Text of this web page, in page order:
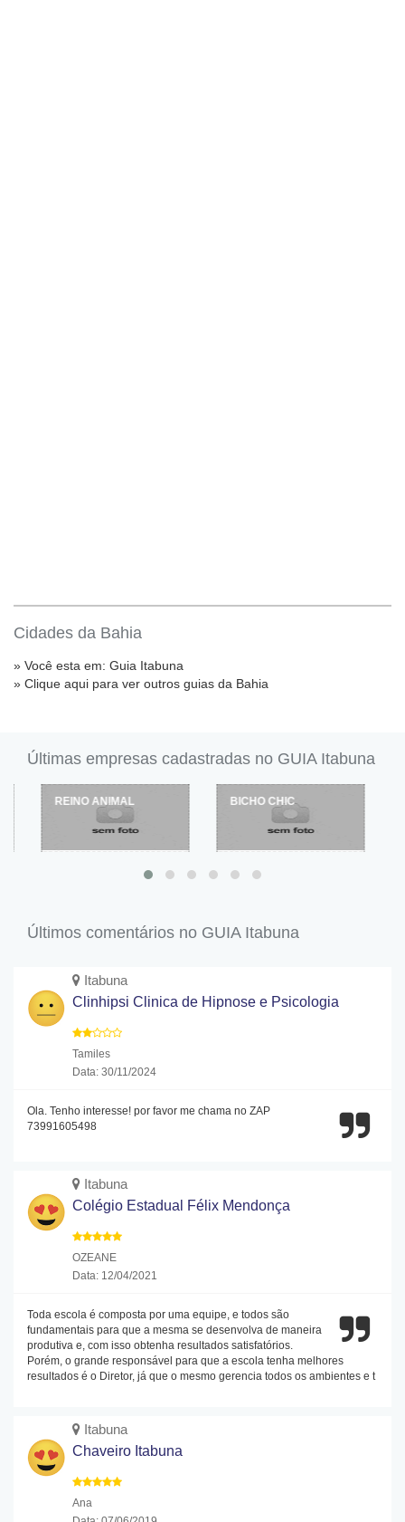
Cidades da Bahia
» Você esta em: Guia Itabuna
» Clique aqui para ver outros guias da Bahia
Últimas empresas cadastradas no GUIA Itabuna
REINO ANIMAL BICHO CHIC
Últimos comentários no GUIA Itabuna
Itabuna
Clinhipsi Clinica de Hipnose e Psicologia
Tamiles
Data: 30/11/2024
Ola. Tenho interesse! por favor me chama no ZAP
73991605498
Itabuna
Colégio Estadual Félix Mendonça
OZEANE
Data: 12/04/2021
Toda escola é composta por uma equipe, e todos são
fundamentais para que a mesma se desenvolva de maneira
produtiva e, com isso obtenha resultados satisfatórios.
Porém, o grande responsável para que a escola tenha melhores
resultados é o Diretor, já que o mesmo gerencia todos os ambientes e t
Itabuna
Chaveiro Itabuna
Ana